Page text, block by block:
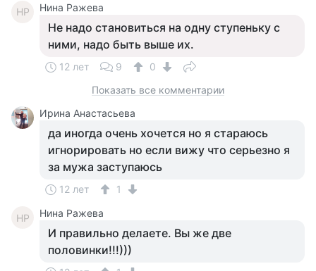
НР Нина Ражева
Не надо становиться на одну ступеньку с
ними, надо быть выше их.
12 лет 9
0
Показать все комментарии
Ирина Анастасьева
да иногда очень хочется но я стараюсь
игнорировать но если вижу что серьезно я
за мужа заступаюсь
12 лет 1
НР Нина Ражева
И правильно делаете. Вы же две
половинки!!!)))